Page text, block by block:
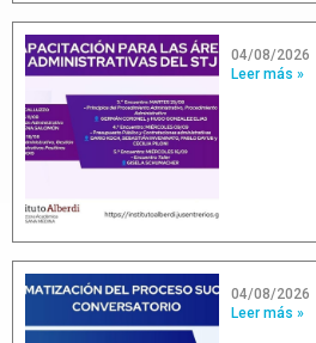
04/08/2026
Leer más »
04/08/2026
Leer más »